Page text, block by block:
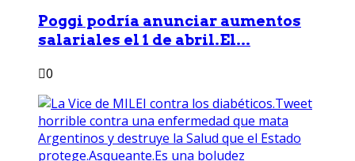
Poggi podría anunciar aumentos
salariales el 1 de abril.El...
0